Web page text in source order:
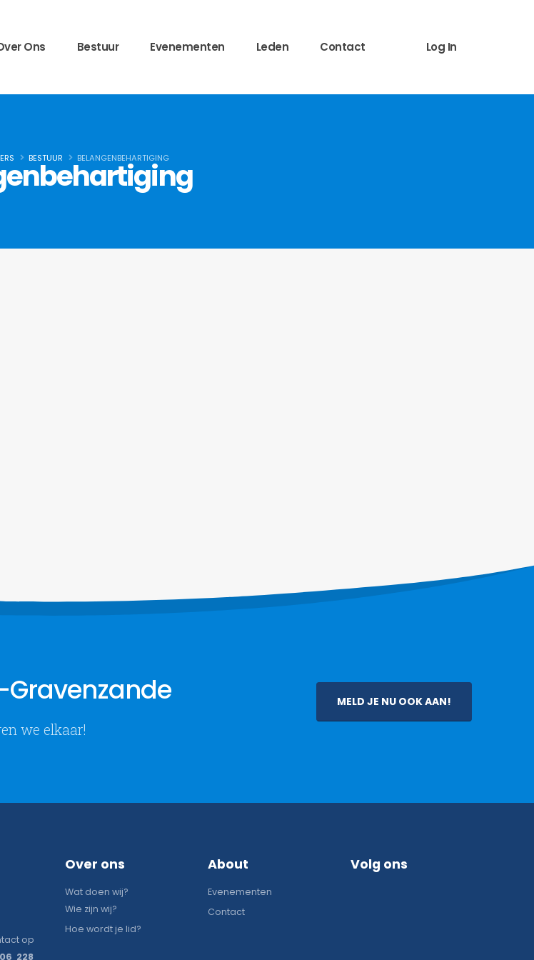
Ons Bestuur Evenementen Leden Contact Log In
BESTUUR BELANGENBEHARTIGING
Gravenzande
we elkaar!
MELD JE NU OOK AAN!
op
06 228
Over ons
Wat doen wij?
Wie zijn wij?
Hoe wordt je lid?
About
Evenementen
Contact
Volg ons